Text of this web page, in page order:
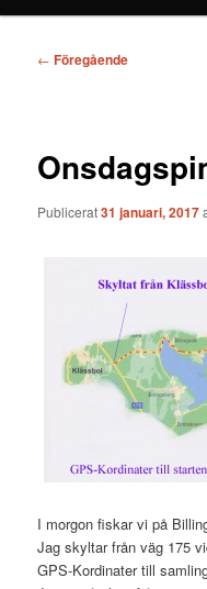
Inläggsnavigering
← Föregående
Publicerat31 januari, 2017
I morgon fiskar vi på
Jag skyltar från väg 175
GPS-Kordinater till